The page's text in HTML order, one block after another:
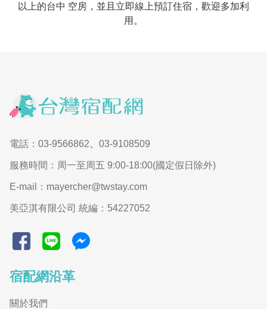
以上的台中 空房，並且立即線上預訂住宿，歡迎多加利
用。
電話：03-9566862 03-9108509
服務時間：周一至周五 9:00-18:00(國定假日除外)
E-mail：mayercher@twstay.com
美亞淇有限公司 統編：54227052
宿配網沿革
關於我們